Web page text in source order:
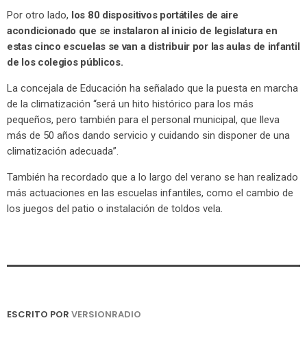
Por otro lado, los 80 dispositivos portátiles de aire
acondicionado que se instalaron al inicio de legislatura en
estas cinco escuelas se van a distribuir por las aulas de infantil
de los colegios públicos.
La concejala de Educación ha señalado que la puesta en marcha
de la climatización “será un hito histórico para los más
pequeños, pero también para el personal municipal, que lleva
más de 50 años dando servicio y cuidando sin disponer de una
climatización adecuada”.
También ha recordado que a lo largo del verano se han realizado
más actuaciones en las escuelas infantiles, como el cambio de
los juegos del patio o instalación de toldos vela.
ESCRITO POR VERSIONRADIO